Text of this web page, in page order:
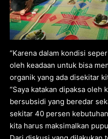
“Karena dalam kondisi
oleh keadaan untuk bisa
organik yang ada disekitar
“Saya katakan dipaksa oleh
bersubsidi yang beredar
sekitar 40 persen
kita harus maksimalkan